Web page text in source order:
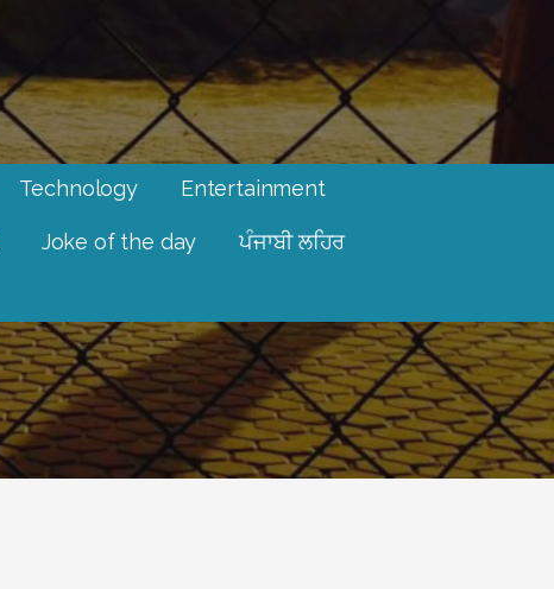
Technology Entertainment
Joke of the day ਪੰਜਾਬੀ ਲਹਿਰ